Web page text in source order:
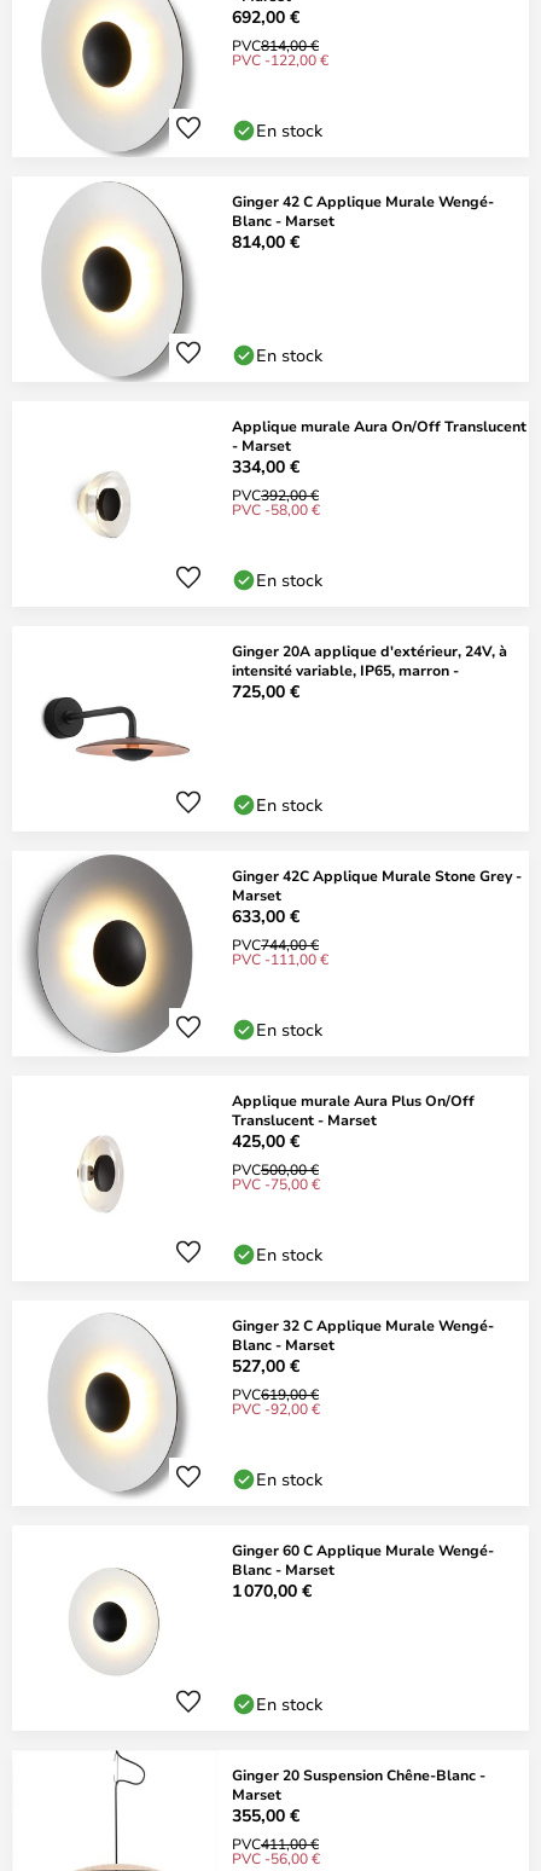
692,00 €
PVC814,00 €
PVC -122,00 €
En stock
Ginger 42 C Applique Murale Wengé-
Blanc - Marset
814,00 €
En stock
Applique murale Aura On/Off Translucent
- Marset
334,00 €
PVC392,00 €
PVC -58,00 €
En stock
Ginger 20A applique d'extérieur, 24V, à
intensité variable, IP65, marron -
725,00 €
En stock
Ginger 42C Applique Murale Stone Grey -
Marset
633,00 €
PVC744,00 €
PVC -111,00 €
En stock
Applique murale Aura Plus On/Off
Translucent - Marset
425,00 €
PVC500,00 €
PVC -75,00 €
En stock
Ginger 32 C Applique Murale Wengé-
Blanc - Marset
527,00 €
PVC619,00 €
PVC -92,00 €
En stock
Ginger 60 C Applique Murale Wengé-
Blanc - Marset
1 070,00 €
En stock
Ginger 20 Suspension Chêne-Blanc -
Marset
355,00 €
PVC411,00 €
PVC -56,00 €